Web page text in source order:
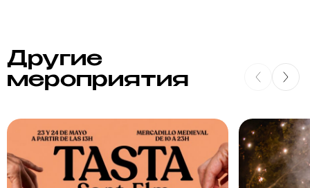
Другие
мероприятия